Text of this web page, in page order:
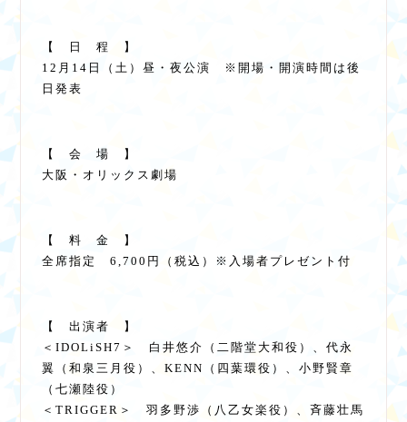
【 日 程 】
12月14日（土）昼・夜公演 ※開場・開演時間は後
日発表
【 会 場 】
大阪・オリックス劇場
【 料 金 】
全席指定 6,700円（税込）※入場者プレゼント付
【 出演者 】
＜IDOLiSH7＞ 白井悠介（二階堂大和役）、代永
翼（和泉三月役）、KENN（四葉環役）、小野賢章
（七瀬陸役）
＜TRIGGER＞ 羽多野渉（八乙女楽役）、斉藤壮馬